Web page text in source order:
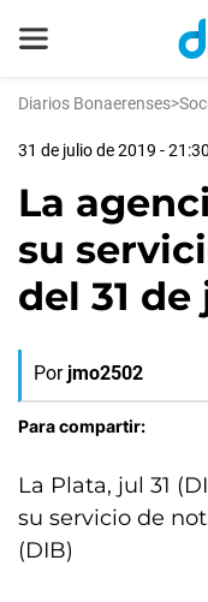
Diarios Bonaerenses>
31 de julio de 2019 - 21:30
La
su
del 31
Por jmo2502
Para compartir:
La Plata, jul 31
su servicio de
(DIB)